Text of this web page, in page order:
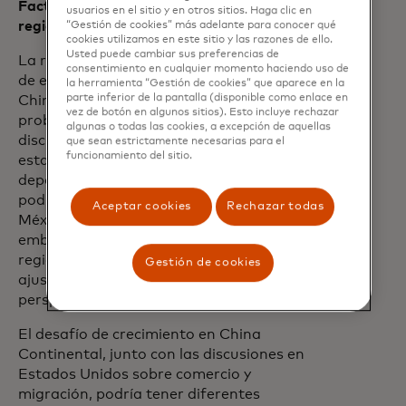
Factores globales e participaciones
regionales
La región podría beneficiarse del cambio
de enfoque de Estados Unidos hacia
China Continental. México
probablemente participará en
discusiones sobre política comercial
estadounidense, y el énfasis en reducir la
dependencia de China Continental
podría, tras negociaciones, beneficiar a
México y otros países de la región. Sin
embargo, la exposición global de la
región y las presiones sociales contra los
ajustes fiscales podrían perjudicar las
perspectivas de crecimiento.
El desafío de crecimiento en China
Continental, junto con las discusiones en
Estados Unidos sobre comercio y
migración, podría tener diferentes
usuarios en el sitio y en otros sitios. Haga clic en
“Gestión de cookies” más adelante para conocer qué
cookies utilizamos en este sitio y las razones de ello.
Usted puede cambiar sus preferencias de
consentimiento en cualquier momento haciendo uso de
la herramienta “Gestión de cookies” que aparece en la
parte inferior de la pantalla (disponible como enlace en
vez de botón en algunos sitios). Esto incluye rechazar
algunas o todas las cookies, a excepción de aquellas
que sean estrictamente necesarias para el
funcionamiento del sitio.
Aceptar cookies Rechazar todas
Gestión de cookies